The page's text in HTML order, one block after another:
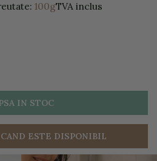
100gTVA inclus
IN STOC
ESTE DISPONIBIL